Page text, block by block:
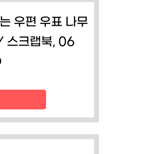
우편 우표 나무
스크랩북, 06